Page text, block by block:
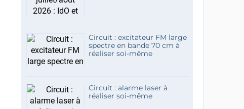
Circuit : excitateur FM large
spectre en bande 70 cm à
réaliser soi-même
Circuit : alarme laser à
réaliser soi-même